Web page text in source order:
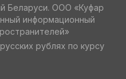
Беларуси. ООО «Куфар
информационный
рублях по курсу